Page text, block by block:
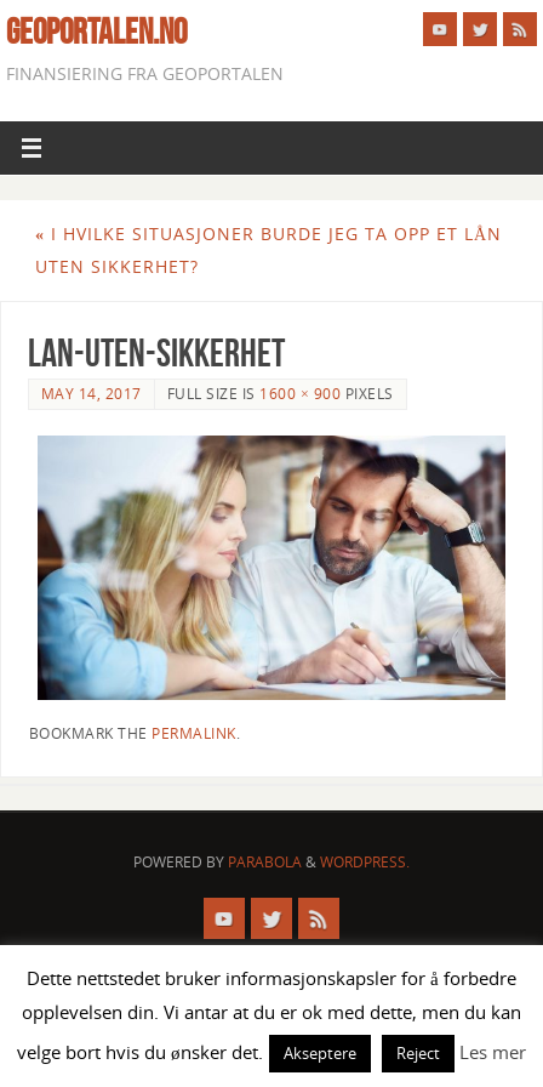
GEOPORTALEN.NO
FINANSIERING FRA GEOPORTALEN
« I HVILKE SITUASJONER BURDE JEG TA OPP ET LÅN
UTEN SIKKERHET?
lan-uten-sikkerhet
MAY 14, 2017 FULL SIZE IS 1600 × 900 PIXELS
BOOKMARK THE PERMALINK.
POWERED BY PARABOLA&WORDPRESS.
Dette nettstedet bruker informasjonskapsler for å forbedre
opplevelsen din. Vi antar at du er ok med dette, men du kan
velge bort hvis du ønsker det.
Akseptere Reject Les mer